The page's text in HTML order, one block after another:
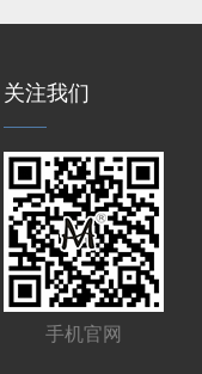
关注我们
手机官网